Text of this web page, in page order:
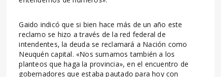
Gaido indicó que si bien hace más de un año este
reclamo se hizo a través de la red federal de
intendentes, la deuda se reclamará a Nación como
Neuquén capital. «Nos sumamos también a los
planteos que haga la provincia», en el encuentro de
gobernadores que estaba pautado para hoy con